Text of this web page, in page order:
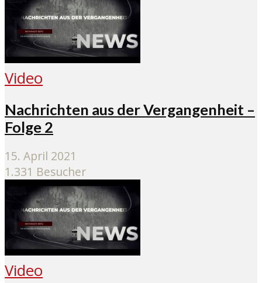
Video
Nachrichten aus der Vergangenheit –
Folge 2
15. April 2021
1.331 Besucher
Video